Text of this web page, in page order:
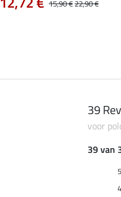
15,90 €22,90 €
39
voor
39 van